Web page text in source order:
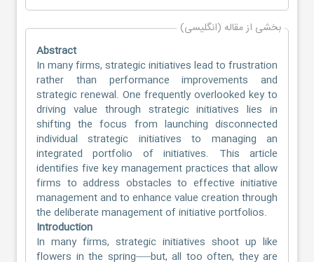
بخشی از مقاله (انگلیسی)
Abstract
In many firms, strategic initiatives lead to frustration
rather than performance improvements and
strategic renewal. One frequently overlooked key to
driving value through strategic initiatives lies in
shifting the focus from launching disconnected
individual strategic initiatives to managing an
integrated portfolio of initiatives. This article
identifies five key management practices that allow
firms to address obstacles to effective initiative
management and to enhance value creation through
the deliberate management of initiative portfolios.
Introduction
In many firms, strategic initiatives shoot up like
flowers in the spring–—but, all too often, they are